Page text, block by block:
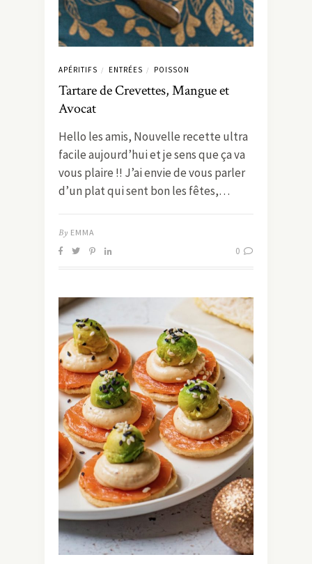
APÉRITIFS / ENTRÉES / POISSON
Tartare de Crevettes, Mangue et
Avocat
Hello les amis, Nouvelle recette ultra
facile aujourd’hui et je sens que ça va
vous plaire !! J’ai envie de vous parler
d’un plat qui sent bon les fêtes,…
By EMMA
0